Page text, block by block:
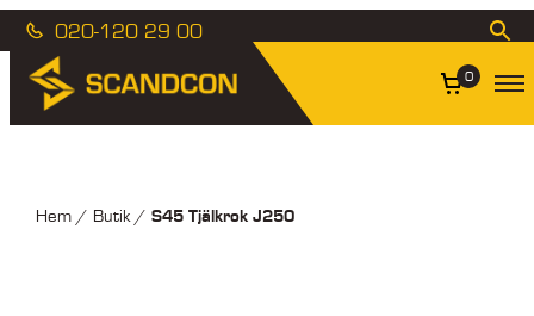
020-120 29 00
0
Hem/ Butik/ S45 Tjälkrok J250